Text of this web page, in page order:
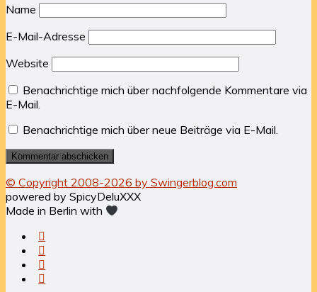
Name
E-Mail-Adresse
Website
Benachrichtige mich über nachfolgende Kommentare via
E-Mail.
Benachrichtige mich über neue Beiträge via E-Mail.
© Copyright 2008-2026 by Swingerblog.com
powered by SpicyDeluXXX
Made in Berlin with